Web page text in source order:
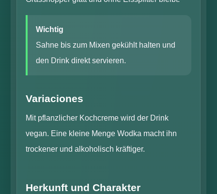
Wichtig
Sahne bis zum Mixen gekühlt halten und
den Drink direkt servieren.
Variaciones
Mit pflanzlicher Kochcreme wird der Drink
vegan. Eine kleine Menge Wodka macht ihn
trockener und alkoholisch kräftiger.
Herkunft und Charakter